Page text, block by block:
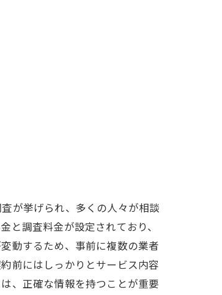
が挙げられ、多くの人々が相談
と調査料金が設定されており、
動するため、事前に複数の業者
前にはしっかりとサービス内容
、正確な情報を持つことが重要